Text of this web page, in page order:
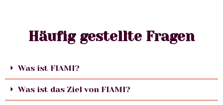
Häufig gestellte Fragen
Was ist FIAMI?
Was ist das Ziel von FIAMI?